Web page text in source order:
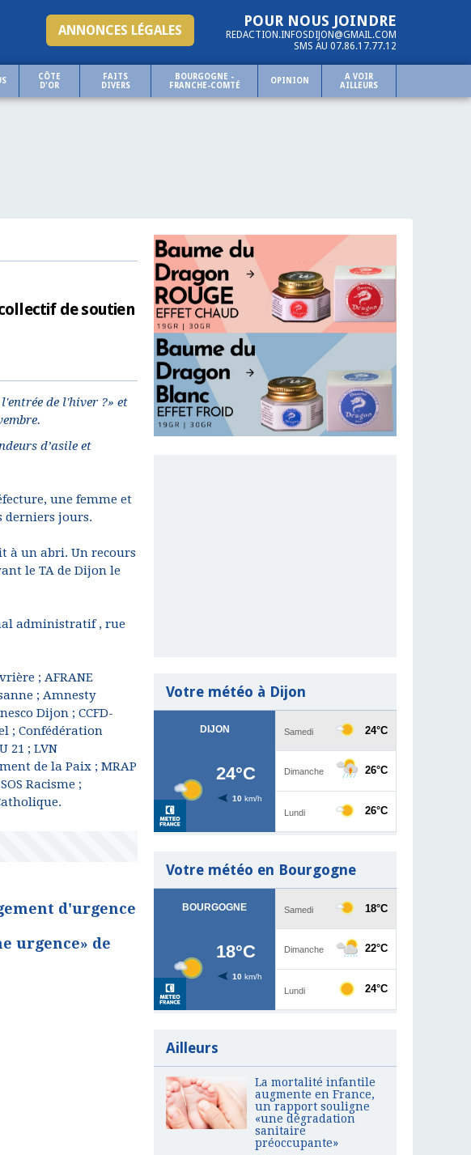
POUR NOUS JOINDRE
REDACTION.INFOSDIJON@GMAIL.COM
SMS AU 07.86.17.77.12
ANNONCES LÉGALES
CÔTE
D'OR
FAITS
DIVERS
BOURGOGNE -
FRANCHE-COMTÉ
OPINION
A VOIR
AILLEURS
de soutien
de l'hiver ?» et
d’asile et
une femme et
derniers jours.
à un abri. Un recours
le TA de Dijon le
administratif , rue
; AFRANE
; Amnesty
Dijon ; CCFD-
; Confédération
21 ; LVN
de la Paix ; MRAP
Racisme ;
d'urgence
urgence» de
Votre météo à Dijon
Votre météo en Bourgogne
Ailleurs
La mortalité infantile
augmente en France,
un rapport souligne
«une dégradation
sanitaire
préoccupante»